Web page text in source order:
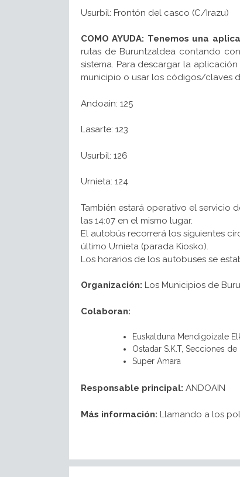
Usurbil: Frontón del casco (C/Irazu)
COMO AYUDA: Tenemos una
rutas de Buruntzaldea contando
sistema. Para descargar la
municipio o usar los códigos/claves
Andoain: 125
Lasarte: 123
Usurbil: 126
Urnieta: 124
También estará operativo el servicio
las 14:07 en el mismo lugar.
El autobús recorrerá los siguientes
último Urnieta (parada Kiosko).
Los horarios de los autobuses se
Organización: Los Municipios de
Colaboran:
Euskalduna Mendigoizale
Ostadar S.K.T, Secciones
Super Amara
Responsable principal: ANDOAIN
Más información: Llamando a los